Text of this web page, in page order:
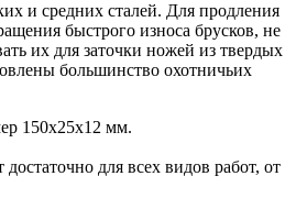
и средних сталей. Для продления
быстрого износа брусков, не
их для заточки ножей из твердых
большинство охотничьих
150х25х12 мм.
для всех видов работ, от